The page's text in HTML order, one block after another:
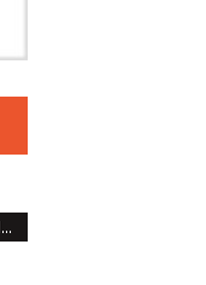
VENTASSO, SÌ ALLA CITTADINANZA ONORARIA A IVA ZANICCHI. MA BARGIACCHI: “È DI PESSIMO GUSTO”